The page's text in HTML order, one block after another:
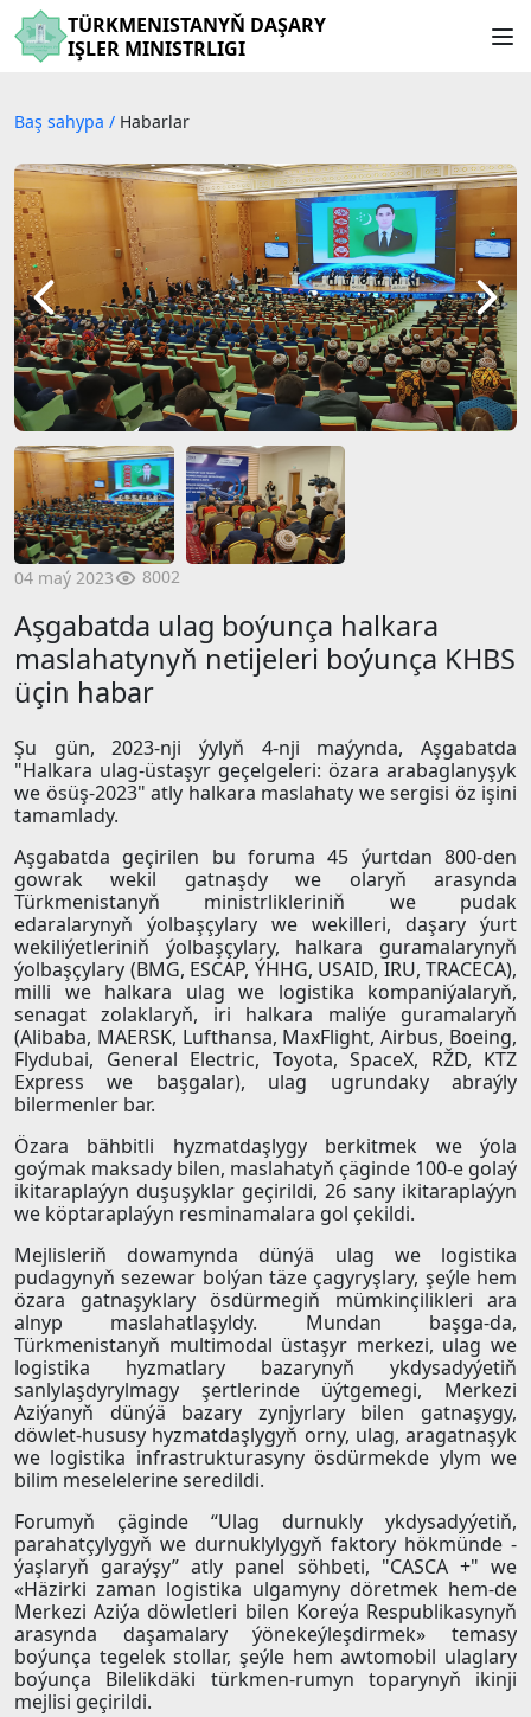
TÜRKMENISTANYŇ DAŞARY
IŞLER MINISTRLIGI
Baş sahypa / Habarlar
04 maý 2023 8002
Aşgabatda ulag boýunça halkara
maslahatynyň netijeleri boýunça KHBS
üçin habar
Şu gün, 2023-nji ýylyň 4-nji maýynda, Aşgabatda
"Halkara ulag-üstaşyr geçelgeleri: özara arabaglanyşyk
we ösüş-2023" atly halkara maslahaty we sergisi öz işini
tamamlady.
Aşgabatda geçirilen bu foruma 45 ýurtdan 800-den
gowrak wekil gatnaşdy we olaryň arasynda
Türkmenistanyň ministrlikleriniň we pudak
edaralarynyň ýolbaşçylary we wekilleri, daşary ýurt
wekiliýetleriniň ýolbaşçylary, halkara guramalarynyň
ýolbaşçylary (BMG, ESCAP, ÝHHG, USAID, IRU, TRACECA),
milli we halkara ulag we logistika kompaniýalaryň,
senagat zolaklaryň, iri halkara maliýe guramalaryň
(Alibaba, MAERSK, Lufthansa, MaxFlight, Airbus, Boeing,
Flydubai, General Electric, Toyota, SpaceX, RŽD, KTZ
Express we başgalar), ulag ugrundaky abraýly
bilermenler bar.
Özara bähbitli hyzmatdaşlygy berkitmek we ýola
goýmak maksady bilen, maslahatyň çäginde 100-e golaý
ikitaraplaýyn duşuşyklar geçirildi, 26 sany ikitaraplaýyn
we köptaraplaýyn resminamalara gol çekildi.
Mejlisleriň dowamynda dünýä ulag we logistika
pudagynyň sezewar bolýan täze çagyryşlary, şeýle hem
özara gatnaşyklary ösdürmegiň mümkinçilikleri ara
alnyp maslahatlaşyldy. Mundan başga-da,
Türkmenistanyň multimodal üstaşyr merkezi, ulag we
logistika hyzmatlary bazarynyň ykdysadyýetiň
sanlylaşdyrylmagy şertlerinde üýtgemegi, Merkezi
Aziýanyň dünýä bazary zynjyrlary bilen gatnaşygy,
döwlet-hususy hyzmatdaşlygyň orny, ulag, aragatnaşyk
we logistika infrastrukturasyny ösdürmekde ylym we
bilim meselelerine seredildi.
Forumyň çäginde “Ulag durnukly ykdysadyýetiň,
parahatçylygyň we durnuklylygyň faktory hökmünde -
ýaşlaryň garaýşy” atly panel söhbeti, "CASCA +" we
«Häzirki zaman logistika ulgamyny döretmek hem-de
Merkezi Aziýa döwletleri bilen Koreýa Respublikasynyň
arasynda daşamalary ýönekeýleşdirmek» temasy
boýunça tegelek stollar, şeýle hem awtomobil ulaglary
boýunça Bilelikdäki türkmen-rumyn toparynyň ikinji
mejlisi geçirildi.